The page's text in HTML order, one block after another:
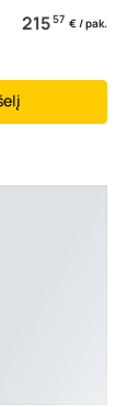
21557 € / pak.